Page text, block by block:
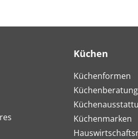
Küchen
Küchenformen
Küchenberatung
Küchenmarken